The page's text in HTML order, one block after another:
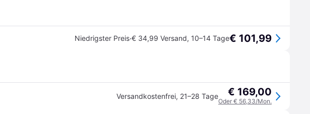
Niedrigster Preis·€ 34,99 Versand, 10–14 Tage€ 101,99
Versandkostenfrei, 21–28 Tage € 169,00
Oder € 56,33/Mon.